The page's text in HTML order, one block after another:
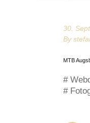
30.
By
MTB
#
#